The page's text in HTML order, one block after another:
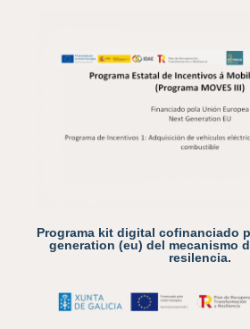
Programa kit digital cofinanciado
generation (eu) del mecanismo
resilencia.